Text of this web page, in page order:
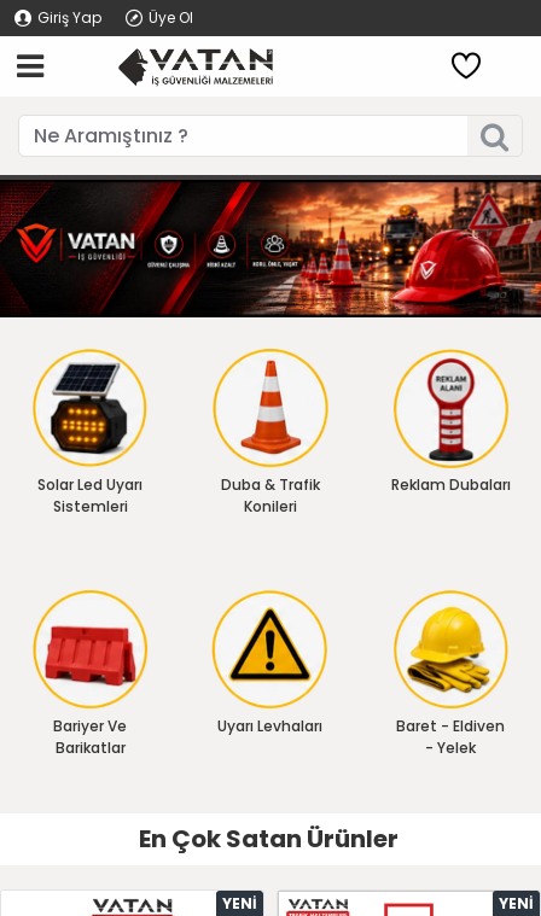
Giriş Yap Üye Ol
Solar Led Uyarı
Sistemleri
Duba & Trafik
Konileri
Reklam Dubaları
Bariyer Ve
Barikatlar
Uyarı Levhaları
Baret - Eldiven
- Yelek
En Çok Satan Ürünler
YENI YENI